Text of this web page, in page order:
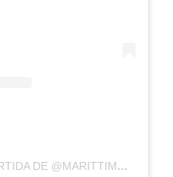
UNA PUBLICACIÓN COMPARTIDA DE @MARITTIMO_VERMUT